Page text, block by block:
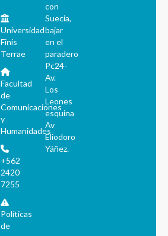
Universidad
Finis
Terrae
Facultad
de
Comunicaciones
y
Humanidades
+562
2420
7255
Políticas
de
con
Suecia,
bajar
en el
paradero
Pc24-
Av.
Los
Leones
esquina
Av
Eliodoro
Yáñez.